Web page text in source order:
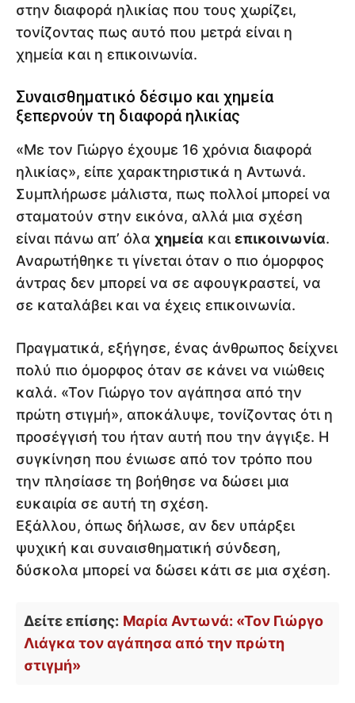
στην διαφορά ηλικίας που τους χωρίζει,
τονίζοντας πως αυτό που μετρά είναι η
χημεία και η επικοινωνία.
Συναισθηματικό δέσιμο και χημεία
ξεπερνούν τη διαφορά ηλικίας
«Με τον Γιώργο έχουμε 16 χρόνια διαφορά
ηλικίας», είπε χαρακτηριστικά η Αντωνά.
Συμπλήρωσε μάλιστα, πως πολλοί μπορεί να
σταματούν στην εικόνα, αλλά μια σχέση
είναι πάνω απ’ όλα χημεία και επικοινωνία.
Αναρωτήθηκε τι γίνεται όταν ο πιο όμορφος
άντρας δεν μπορεί να σε αφουγκραστεί, να
σε καταλάβει και να έχεις επικοινωνία.
Πραγματικά, εξήγησε, ένας άνθρωπος δείχνει
πολύ πιο όμορφος όταν σε κάνει να νιώθεις
καλά. «Τον Γιώργο τον αγάπησα από την
πρώτη στιγμή», αποκάλυψε, τονίζοντας ότι η
προσέγγισή του ήταν αυτή που την άγγιξε. Η
συγκίνηση που ένιωσε από τον τρόπο που
την πλησίασε τη βοήθησε να δώσει μια
ευκαιρία σε αυτή τη σχέση.
Εξάλλου, όπως δήλωσε, αν δεν υπάρξει
ψυχική και συναισθηματική σύνδεση,
δύσκολα μπορεί να δώσει κάτι σε μια σχέση.
Δείτε επίσης: Μαρία Αντωνά: «Τον Γιώργο
Λιάγκα τον αγάπησα από την πρώτη
στιγμή»